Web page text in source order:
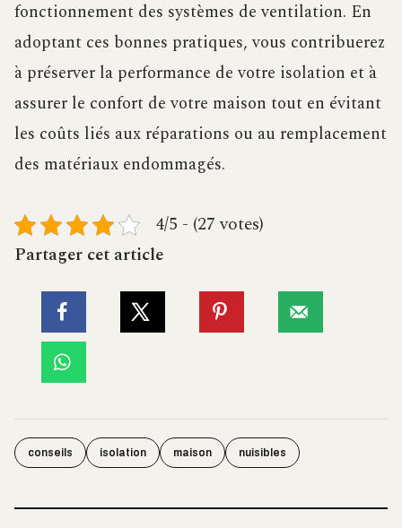
fonctionnement des systèmes de ventilation. En
adoptant ces bonnes pratiques, vous contribuerez
à préserver la performance de votre isolation et à
assurer le confort de votre maison tout en évitant
les coûts liés aux réparations ou au remplacement
des matériaux endommagés.
4/5 - (27 votes)
Partager cet article
conseils isolation maison nuisibles